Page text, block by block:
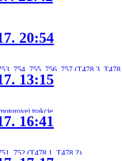
20:54
754, 755, 756, 757 (T478.3,
13:15
trakcie
16:41
752 (T478.1, T478.2)